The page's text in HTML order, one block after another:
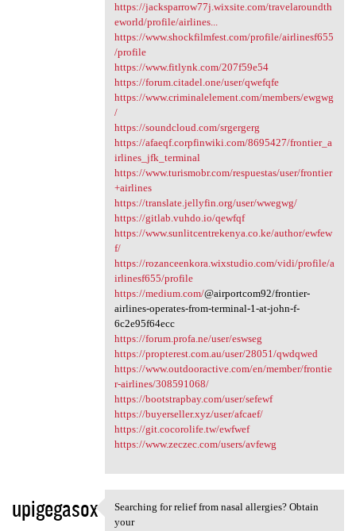
https://jacksparrow77j.wixsite.com/travelaroundth
eworld/profile/airlines...
https://www.shockfilmfest.com/profile/airlinesf655
/profile
https://www.fitlynk.com/207f59e54
https://forum.citadel.one/user/qwefqfe
https://www.criminalelement.com/members/ewgwg
/
https://soundcloud.com/srgergerg
https://afaeqf.corpfinwiki.com/8695427/frontier_a
irlines_jfk_terminal
https://www.turismobr.com/respuestas/user/frontier
+airlines
https://translate.jellyfin.org/user/wwegwg/
https://gitlab.vuhdo.io/qewfqf
https://www.sunlitcentrekenya.co.ke/author/ewfew
f/
https://rozanceenkora.wixstudio.com/vidi/profile/a
irlinesf655/profile
https://medium.com/@airportcom92/frontier-
airlines-operates-from-terminal-1-at-john-f-
6c2e95f64ecc
https://forum.profa.ne/user/eswseg
https://propterest.com.au/user/28051/qwdqwed
https://www.outdooractive.com/en/member/frontie
r-airlines/308591068/
https://bootstrapbay.com/user/sefewf
https://buyerseller.xyz/user/afcaef/
https://git.cocorolife.tw/ewfwef
https://www.zeczec.com/users/avfewg
upigegasox Searching for relief from
Searching for relief from nasal allergies? Obtain
your